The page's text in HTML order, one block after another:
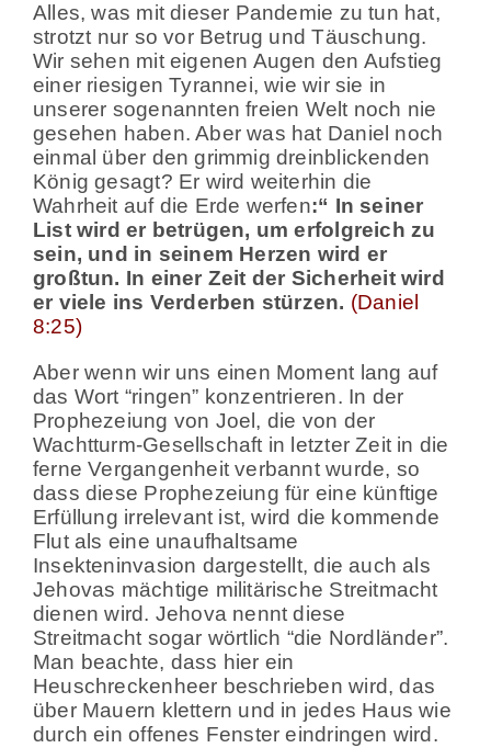
Alles, was mit dieser Pandemie zu tun hat,
strotzt nur so vor Betrug und Täuschung.
Wir sehen mit eigenen Augen den Aufstieg
einer riesigen Tyrannei, wie wir sie in
unserer sogenannten freien Welt noch nie
gesehen haben. Aber was hat Daniel noch
einmal über den grimmig dreinblickenden
König gesagt? Er wird weiterhin die
Wahrheit auf die Erde werfen:“ In seiner
List wird er betrügen, um erfolgreich zu
sein, und in seinem Herzen wird er
großtun. In einer Zeit der Sicherheit wird
er viele ins Verderben stürzen. (Daniel
8:25)
Aber wenn wir uns einen Moment lang auf
das Wort “ringen” konzentrieren. In der
Prophezeiung von Joel, die von der
Wachtturm-Gesellschaft in letzter Zeit in die
ferne Vergangenheit verbannt wurde, so
dass diese Prophezeiung für eine künftige
Erfüllung irrelevant ist, wird die kommende
Flut als eine unaufhaltsame
Insekteninvasion dargestellt, die auch als
Jehovas mächtige militärische Streitmacht
dienen wird. Jehova nennt diese
Streitmacht sogar wörtlich “die Nordländer”.
Man beachte, dass hier ein
Heuschreckenheer beschrieben wird, das
über Mauern klettern und in jedes Haus wie
durch ein offenes Fenster eindringen wird.